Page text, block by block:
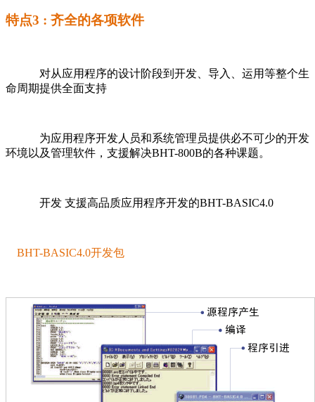
特点3 : 齐全的各项软件
对从应用程序的设计阶段到开发、导入、运用等整个生
命周期提供全面支持
为应用程序开发人员和系统管理员提供必不可少的开发
环境以及管理软件，支援解决BHT-800B的各种课题。
开发 支援高品质应用程序开发的BHT-BASIC4.0
BHT-BASIC4.0开发包